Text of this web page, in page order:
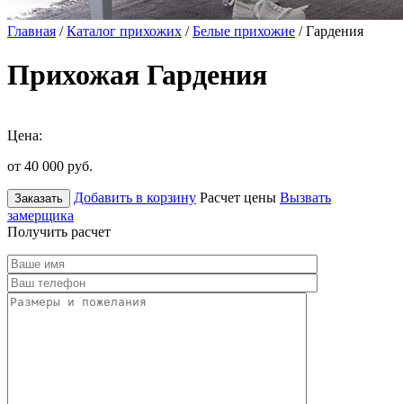
Главная /Каталог прихожих /Белые прихожие / Гардения
Прихожая Гардения
Цена:
от 40 000 руб.
Заказать Добавить в корзину Расчет цены Вызвать
замерщика
Получить расчет